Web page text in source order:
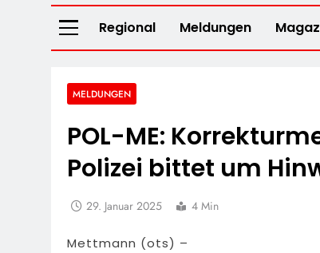
Regional Meldungen
MELDUNGEN
POL-ME:
Polizei bittet um
29. Januar 2025 4 Min
Mettmann (ots) –